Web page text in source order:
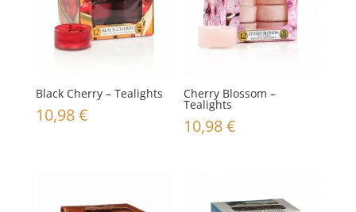
Black Cherry – Tealights
10,98€
Cherry Blossom –
Tealights
10,98€